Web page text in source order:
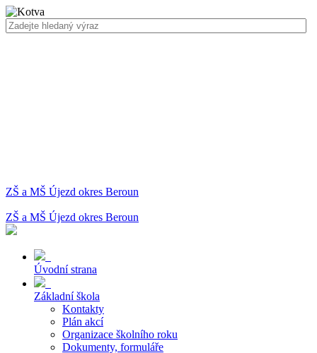
ZŠ a MŠ Újezd okres Beroun
ZŠ a MŠ Újezd okres Beroun
Úvodní strana
Základní škola
Kontakty
Plán akcí
Organizace školního roku
Dokumenty, formuláře